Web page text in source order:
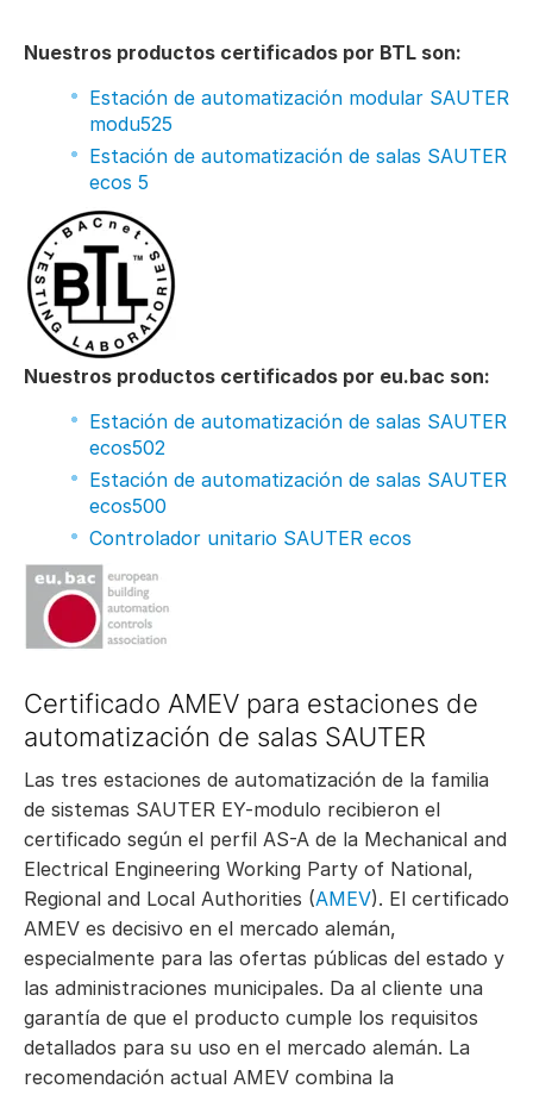
Nuestros productos certificados por BTL son:
Estación de automatización modular SAUTER
modu525
Estación de automatización de salas SAUTER
ecos 5
Nuestros productos certificados por eu.bac son:
Estación de automatización de salas SAUTER
ecos502
Estación de automatización de salas SAUTER
ecos500
Controlador unitario SAUTER ecos
Certificado AMEV para estaciones de
automatización de salas SAUTER
Las tres estaciones de automatización de la familia
de sistemas SAUTER EY-modulo recibieron el
certificado según el perfil AS-A de la Mechanical and
Electrical Engineering Working Party of National,
Regional and Local Authorities (AMEV). El certificado
AMEV es decisivo en el mercado alemán,
especialmente para las ofertas públicas del estado y
las administraciones municipales. Da al cliente una
garantía de que el producto cumple los requisitos
detallados para su uso en el mercado alemán. La
recomendación actual AMEV combina la